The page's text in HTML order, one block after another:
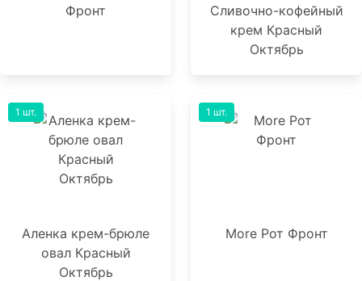
Фронт
Сливочно-кофейный
крем Красный
Октябрь
Аленка крем-брюле
овал Красный
Октябрь
1 шт.
More Рот Фронт
1 шт.